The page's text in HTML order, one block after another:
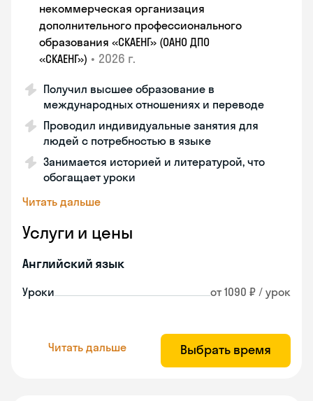
некоммерческая организация
дополнительного профессионального
образования «СКАЕНГ» (ОАНО ДПО
«СКАЕНГ») • 2026 г.
Получил высшее образование в
международных отношениях и переводе
Проводил индивидуальные занятия для
людей с потребностью в языке
Занимается историей и литературой, что
обогащает уроки
Читать дальше
Услуги и цены
Английский язык
Уроки от 1090 ₽ / урок
Читать дальше Выбрать время